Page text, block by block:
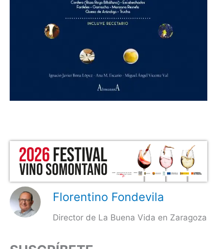
Florentino Fondevila
Director de La Buena Vida en Zaragoza